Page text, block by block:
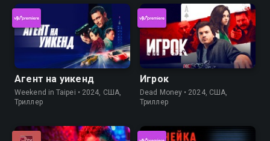
Агент на уикенд
Weekend in Taipei • 2024, США,
Триллер
Игрок
Dead Money • 2024, США,
Триллер